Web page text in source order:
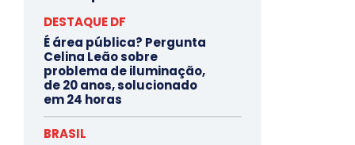
DESTAQUE DF
É área pública? Pergunta
Celina Leão sobre
problema de iluminação,
de 20 anos, solucionado
em 24 horas
BRASIL